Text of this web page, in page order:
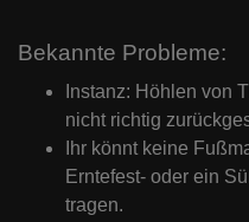
Bekannte Probleme:
Instanz: Höhlen von
nicht richtig
Ihr könnt keine
Erntefest- oder ein
tragen.